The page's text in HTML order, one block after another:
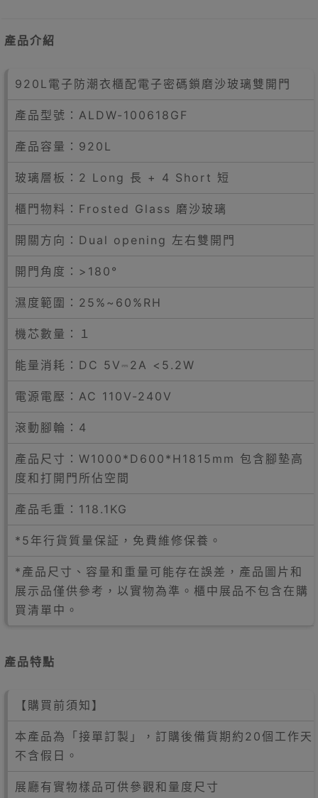
產品介紹
920L電子防潮衣櫃配電子密碼鎖磨沙玻璃雙開門
產品型號：ALDW-100618GF
產品容量：920L
玻璃層板：2 Long 長 + 4 Short 短
櫃門物料：Frosted Glass 磨沙玻璃
開關方向：Dual opening 左右雙開門
開門角度：>180°
濕度範圍：25%~60%RH
機芯數量：１
能量消耗：DC 5V⎓2A <5.2W
電源電壓：AC 110V-240V
滾動腳輪：4
產品尺寸：W1000*D600*H1815mm 包含腳墊高
度和打開門所佔空間
產品毛重：118.1KG
*5年行貨質量保証，免費維修保養。
*產品尺寸、容量和重量可能存在誤差，產品圖片和
展示品僅供參考，以實物為準。櫃中展品不包含在購
買清單中。
產品特點
【購買前須知】
本產品為「接單訂製」，訂購後備貨期約20個工作天
不含假日。
展廳有實物樣品可供參觀和量度尺寸